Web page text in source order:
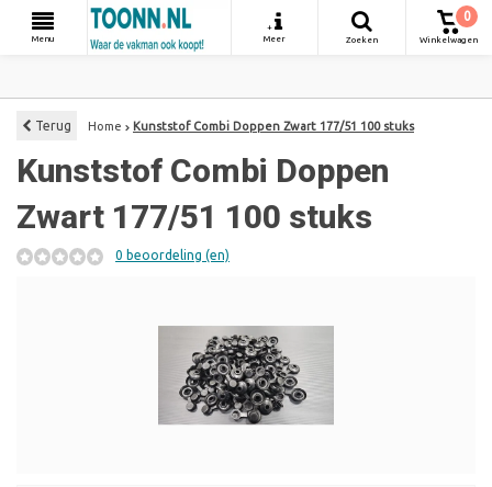
Menu
+
Meer
Zoeken
0
Winkelwagen
Terug Home Kunststof Combi Doppen Zwart 177/51 100 stuks
Kunststof Combi Doppen
Zwart 177/51 100 stuks
0 beoordeling (en)